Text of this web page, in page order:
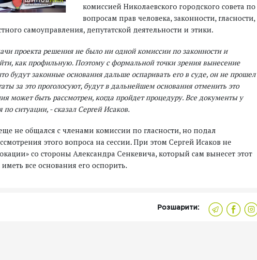
комиссией Николаевского городского совета по
вопросам прав человека, законности, гласности,
самоуправления, депутатской деятельности и этики.
проекта решения не было ни одной комиссии по законности и
как профильную. Поэтому с формальной точки зрения вынесение
будут законные основания дальше оспаривать его в суде, он не прошел
за это проголосуют, будут в дальнейшем основания отменить это
может быть рассмотрен, когда пройдет процедуру. Все документы у
по ситуации, - сказал Сергей Исаков.
не общался с членами комиссии по гласности, но подал
этого вопроса на сессии. При этом Сергей Исаков не
со стороны Александра Сенкевича, который сам вынесет этот
все основания его оспорить.
Розшарити: